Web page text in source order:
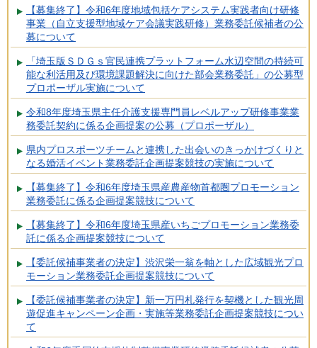
【募集終了】令和6年度地域包括ケアシステム実践者向け研修
事業（自立支援型地域ケア会議実践研修）業務委託候補者の公
募について
「埼玉版ＳＤＧｓ官民連携プラットフォーム水辺空間の持続可
能な利活用及び環境課題解決に向けた部会業務委託」の公募型
プロポーザル実施について
令和8年度埼玉県主任介護支援専門員レベルアップ研修事業業
務委託契約に係る企画提案の公募（プロポーザル）
県内プロスポーツチームと連携した出会いのきっかけづくりと
なる婚活イベント業務委託企画提案競技の実施について
【募集終了】令和6年度埼玉県産農産物首都圏プロモーション
業務委託に係る企画提案競技について
【募集終了】令和6年度埼玉県産いちごプロモーション業務委
託に係る企画提案競技について
【委託候補事業者の決定】渋沢栄一翁を軸とした広域観光プロ
モーション業務委託企画提案競技について
【委託候補事業者の決定】新一万円札発行を契機とした観光周
遊促進キャンペーン企画・実施等業務委託企画提案競技につい
て